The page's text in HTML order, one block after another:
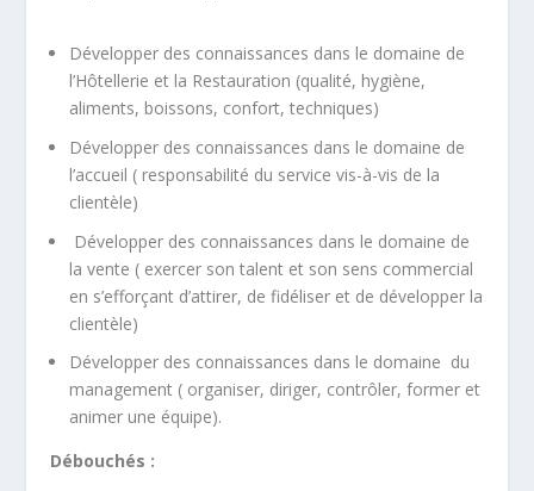
Développer des connaissances dans le domaine de
l’Hôtellerie et la Restauration (qualité, hygiène,
aliments, boissons, confort, techniques)
Développer des connaissances dans le domaine de
l’accueil ( responsabilité du service vis-à-vis de la
clientèle)
Développer des connaissances dans le domaine de
la vente ( exercer son talent et son sens commercial
en s’efforçant d’attirer, de fidéliser et de développer la
clientèle)
Développer des connaissances dans le domaine du
management ( organiser, diriger, contrôler, former et
animer une équipe).
Débouchés :